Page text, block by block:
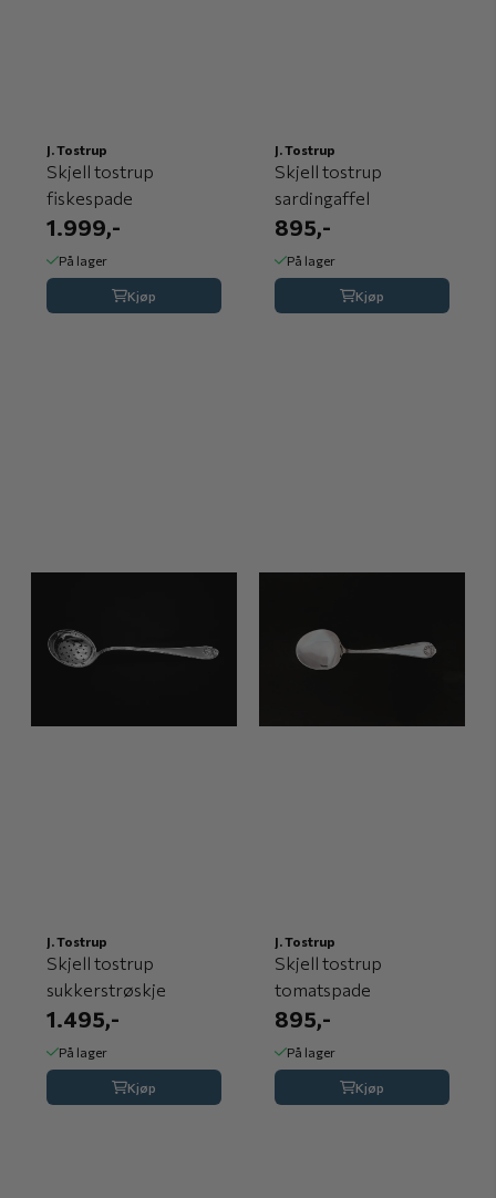
J. Tostrup
Skjell tostrup
fiskespade
1.999,-
På lager
Kjøp
J. Tostrup
Skjell tostrup
sardingaffel
895,-
På lager
Kjøp
J. Tostrup
Skjell tostrup
sukkerstrøskje
1.495,-
På lager
Kjøp
J. Tostrup
Skjell tostrup
tomatspade
895,-
På lager
Kjøp